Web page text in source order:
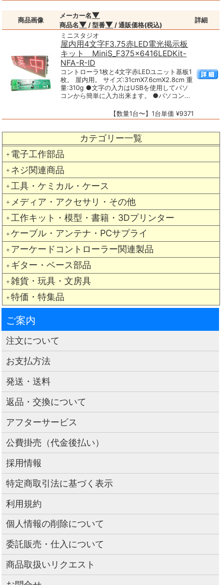
カテゴリー一覧
＋ 電子工作部品
＋ ネジ関連商品
＋ 工具・ケミカル・ケース
＋ メディア・アクセサリ・その他
＋ 工作キット・模型・書籍・3Dプリンター
＋ ケーブル・アンテナ・PCサプライ
＋ アーケードコントローラー関連製品
＋ ギター・ベース部品
＋ 雑貨・玩具・文房具
＋ 特価・特集品
商品画像
メーカー名▼
商品名▼ / 型番▼ / 通販価格(税込)
詳細
ミニスタジオ
屋内用4文字F3.75赤LED電光掲示板
キット MiniS_F375x6416LEDKit-
NFA-R-ID
コントローラ1枚と4文字赤LEDユニット基板1
枚。 屋内用。 サイズ:31cmX7.6cmX2.8cm 重
量:310g ●文字の入力はUSBを使用してパソ
コンから簡単に入力出来ます。 ●パソコン...
【数量1台〜】1台単価 ¥9371
ご案内
注文について
お支払方法
発送・送料
返品・交換について
アフターサービス
公費掛売（代金後払い）
採用情報
特定商取引法に基づく表示
利用規約
個人情報の削除について
委託販売・仕入について
商品取扱いリクエスト